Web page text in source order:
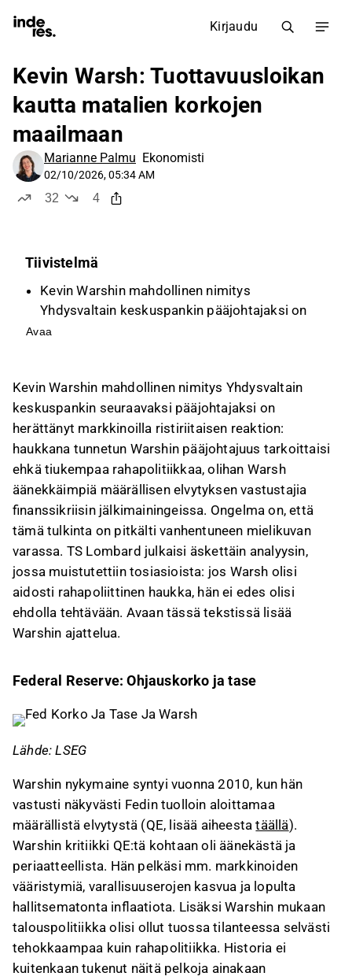
Kirjaudu
Kevin Warsh: Tuottavuusloikan
kautta matalien korkojen
maailmaan
Marianne Palmu Ekonomisti
02/10/2026, 05:34 AM
32
4
Tiivistelmä
Kevin Warshin mahdollinen nimitys
Yhdysvaltain keskuspankin pääjohtajaksi on
herättänyt ristiriitaisia reaktioita, sillä hänen
Warsh vastusti aikanaan määrällistä elvytystä,
mutta on sittemmin muuttanut näkemyksiään
ja siirtynyt tuottavuususkovien leiriin, uskoen
tekoälyn aiheuttamaan deflatoriseen
tuottavuusloikkaan.
Presidentti Trumpin kiinnostus Warshiin liittyy
enemmän hänen kykyynsä myydä
näkemyksensä avomarkkinakomitealle ja
perustella korkojen laskua uskottavasti kuin
tiukkaan rahapolitiikkaan.
Warshin nimitys Fedin pääjohtajaksi voisi
tarkoittaa rahapolitiikkaa, joka tähtää
tuottavuusloikan ja disinflaation kautta
haukkamaisesta maineestaan enemmän
liittyvää palautetta Inderesin
Avaa
Kevin Warshin mahdollinen nimitys Yhdysvaltain
keskuspankin seuraavaksi pääjohtajaksi on
herättänyt markkinoilla ristiriitaisen reaktion:
haukkana tunnetun Warshin pääjohtajuus tarkoittaisi
ehkä tiukempaa rahapolitiikkaa, olihan Warsh
äänekkäimpiä määrällisen elvytyksen vastustajia
finanssikriisin jälkimainingeissa. Ongelma on, että
tämä tulkinta on pitkälti vanhentuneen mielikuvan
varassa. TS Lombard julkaisi äskettäin analyysin,
jossa muistutettiin tosiasioista: jos Warsh olisi
aidosti rahapoliittinen haukka, hän ei edes olisi
ehdolla tehtävään. Avaan tässä tekstissä lisää
Warshin ajattelua.
Federal Reserve: Ohjauskorko ja tase
Lähde: LSEG
Warshin nykymaine syntyi vuonna 2010, kun hän
vastusti näkyvästi Fedin tuolloin aloittamaa
määrällistä elvytystä (QE, lisää aiheestatäällä).
Warshin kritiikki QE:tä kohtaan oli äänekästä ja
periaatteellista. Hän pelkäsi mm. markkinoiden
vääristymiä, varallisuuserojen kasvua ja lopulta
hallitsematonta inflaatiota. Lisäksi Warshin mukaan
talouspolitiikka olisi ollut tuossa tilanteessa selvästi
tehokkaampaa kuin rahapolitiikka. Historia ei
kuitenkaan tukenut näitä pelkoja ainakaan